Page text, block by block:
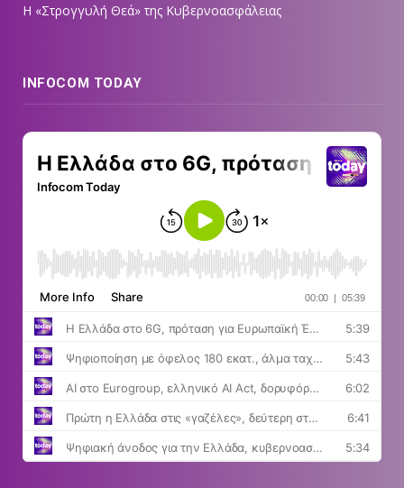
Η «Στρογγυλή Θεά» της Κυβερνοασφάλειας
INFOCOM TODAY